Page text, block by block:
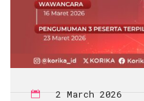
2 March 2026